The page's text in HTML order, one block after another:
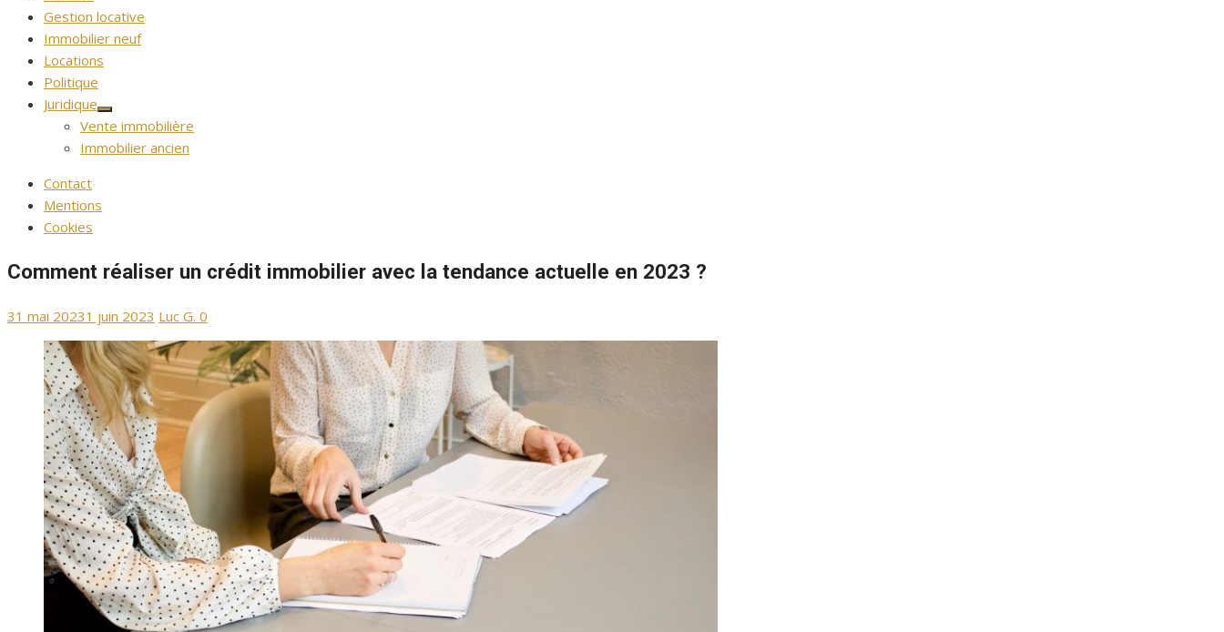
Gestion locative
Immobilier neuf
Locations
Politique
Juridique
Afficher
le
sous-
menu
Vente immobilière
Immobilier ancien
Contact
Mentions
Cookies
Comment réaliser un crédit immobilier avec la tendance actuelle en 2023 ?
Publié
31 mai 20231 juin 2023 Auteur/autrice
Luc G. 0